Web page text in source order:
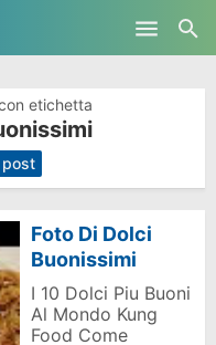
etichetta
Foto Di Dolci
Buonissimi
I 10 Dolci Piu Buoni
Al Mondo Kung
Food Come